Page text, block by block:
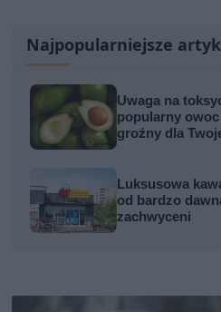
Najpopularniejsze
Uwaga na
popularny
groźny dla
Luksusowa
od bardzo
zachwyceni